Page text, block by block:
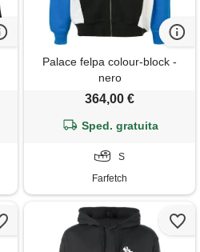
Palace felpa colour-block -
nero
364,00 €
Sped. gratuita
S
Farfetch